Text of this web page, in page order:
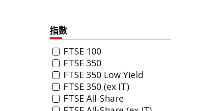
指數
FTSE 100
FTSE 350
FTSE 350 Low Yield
FTSE 350 (ex IT)
FTSE All-Share